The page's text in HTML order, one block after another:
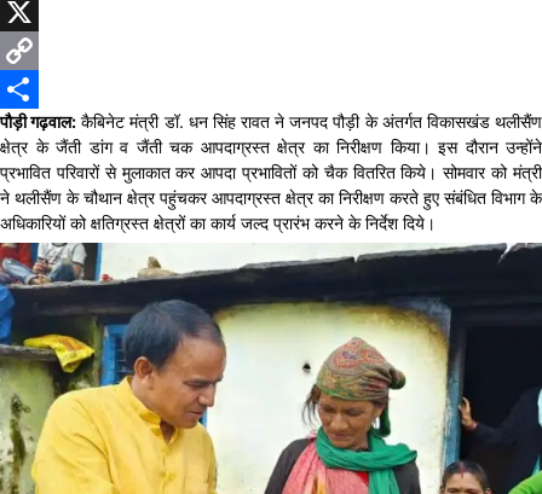
WhatsApp
X
Copy
Link
Share
पौड़ी गढ़वाल: कैबिनेट मंत्री डॉ. धन सिंह रावत ने जनपद पौड़ी के अंतर्गत विकासखंड थलीसैंण
क्षेत्र के जैंती डांग व जैंती चक आपदाग्रस्त क्षेत्र का निरीक्षण किया। इस दौरान उन्होंने
प्रभावित परिवारों से मुलाकात कर आपदा प्रभावितों को चैक वितरित किये। सोमवार को मंत्री
ने थलीसैंण के चौथान क्षेत्र पहुंचकर आपदाग्रस्त क्षेत्र का निरीक्षण करते हुए संबंधित विभाग के
अधिकारियों को क्षतिग्रस्त क्षेत्रों का कार्य जल्द प्रारंभ करने के निर्देश दिये।